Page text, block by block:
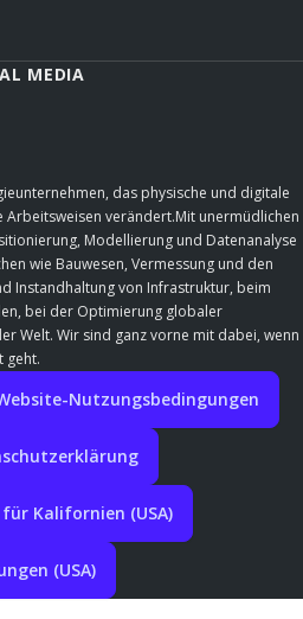
MEDIA
das physische und digitale
verändert.Mit unermüdlichen
Modellierung und Datenanalyse
wie Bauwesen, Vermessung und den
Instandhaltung von Infrastruktur, beim
bei der Optimierung globaler
Welt. Wir sind ganz vorne mit dabei, wenn
geht.
Nutzungsbedingungen
Kalifornien (USA)
(USA)